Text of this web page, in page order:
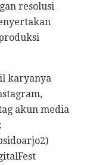
resolusi
karyanya
akun media